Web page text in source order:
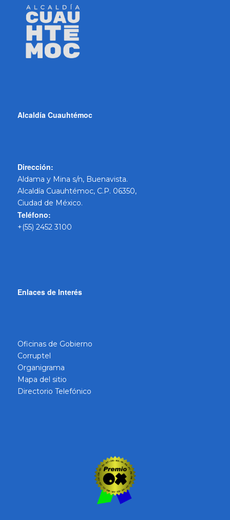
Alcaldía Cuauhtémoc
Dirección:
Aldama y Mina s/n, Buenavista.
Alcaldía Cuauhtémoc, C.P. 06350,
Ciudad de México.
Teléfono:
+(55) 2452 3100
Enlaces de Interés
Oficinas de Gobierno
Corruptel
Organigrama
Mapa del sitio
Directorio Telefónico